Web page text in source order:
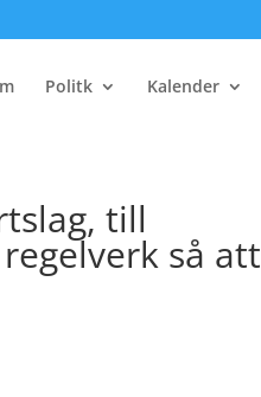
Politk Kalender
till
så att